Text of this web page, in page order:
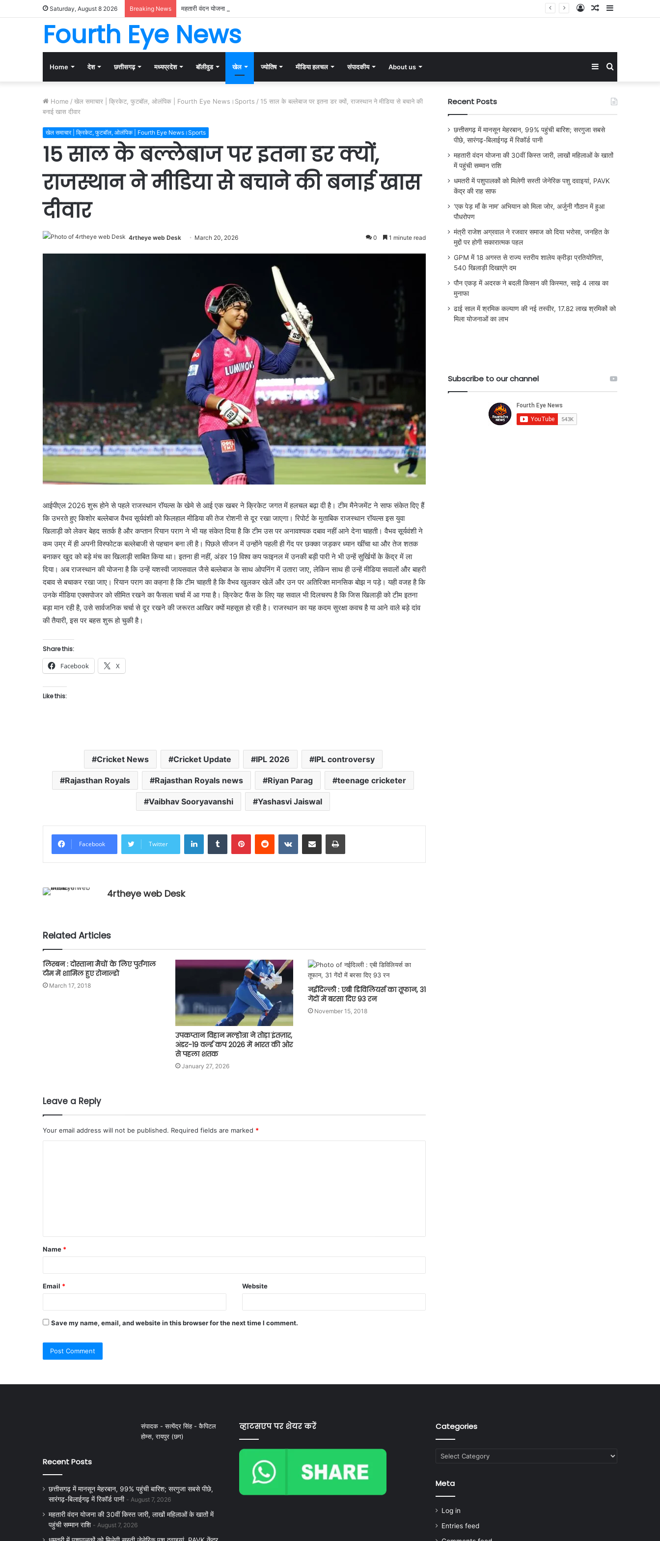
Saturday, August 8 2026 Breaking News महतारी वंदन योजना की 30वीं किस्त जारी, लाखों महिलाओं के खातों में पहुंची सम्मान राशि Sidebar
Random
Log
Fourth Eye News
Home देश छत्तीसगढ़ मध्यप्रदेश बॉलीवुड खेल ज्योतिष मीडिया हलचल संपादकीय About us Search
for
Sidebar
Home / खेल समाचार | क्रिकेट, फुटबॉल, ओलंपिक | Fourth Eye News।Sports / 15 साल के बल्लेबाज पर इतना डर क्यों, राजस्थान ने मीडिया से बचाने की
बनाई खास दीवार
खेल समाचार | क्रिकेट, फुटबॉल, ओलंपिक | Fourth Eye News।Sports
15 साल के बल्लेबाज पर इतना डर क्यों,
राजस्थान ने मीडिया से बचाने की बनाई खास
दीवार
4rtheye web Desk March 20, 2026 0 1 minute read
आईपीएल 2026 शुरू होने से पहले राजस्थान रॉयल्स के खेमे से आई एक खबर ने क्रिकेट जगत में हलचल बढ़ा दी है। टीम मैनेजमेंट ने साफ संकेत दिए हैं
कि उभरते हुए किशोर बल्लेबाज वैभव सूर्यवंशी को फिलहाल मीडिया की तेज रोशनी से दूर रखा जाएगा। रिपोर्ट के मुताबिक राजस्थान रॉयल्स इस युवा
खिलाड़ी को लेकर बेहद सतर्क है और कप्तान रियान पराग ने भी यह संकेत दिया है कि टीम उस पर अनावश्यक दबाव नहीं आने देना चाहती। वैभव सूर्यवंशी ने
कम उम्र में ही अपनी विस्फोटक बल्लेबाजी से पहचान बना ली है। पिछले सीजन में उन्होंने पहली ही गेंद पर छक्का जड़कर ध्यान खींचा था और तेज शतक
बनाकर खुद को बड़े मंच का खिलाड़ी साबित किया था। इतना ही नहीं, अंडर 19 विश्व कप फाइनल में उनकी बड़ी पारी ने भी उन्हें सुर्खियों के केंद्र में ला
दिया। अब राजस्थान की योजना है कि उन्हें यशस्वी जायसवाल जैसे बल्लेबाज के साथ ओपनिंग में उतारा जाए, लेकिन साथ ही उन्हें मीडिया सवालों और बाहरी
दबाव से बचाकर रखा जाए। रियान पराग का कहना है कि टीम चाहती है कि वैभव खुलकर खेलें और उन पर अतिरिक्त मानसिक बोझ न पड़े। यही वजह है कि
उनके मीडिया एक्सपोजर को सीमित रखने का फैसला चर्चा में आ गया है। क्रिकेट फैंस के लिए यह सवाल भी दिलचस्प है कि जिस खिलाड़ी को टीम इतना
बड़ा मान रही है, उसे सार्वजनिक चर्चा से दूर रखने की जरूरत आखिर क्यों महसूस हो रही है। राजस्थान का यह कदम सुरक्षा कवच है या आने वाले बड़े दांव
की तैयारी, इस पर बहस शुरू हो चुकी है।
Share this:
Facebook X
Like this:
Cricket News Cricket Update IPL 2026 IPL controversy
Rajasthan Royals Rajasthan Royals news Riyan Parag teenage cricketer
Vaibhav Sooryavanshi Yashasvi Jaiswal
Facebook Twitter
LinkedInTumblr PinterestReddit VKontakteShare via Email Print
4rtheye web Desk
Related Articles
लिस्बन : दोस्ताना मैचों के लिए पुर्तगाल
टीम में शामिल हुए रोनाल्डो
March 17, 2018
उपकप्तान विहान मल्होत्रा ने तोड़ा इंतज़ार,
अंडर-19 वर्ल्ड कप 2026 में भारत की ओर
से पहला शतक
January 27, 2026
नईदिल्ली : एबी डिविलियर्स का तूफान, 31
गेंदों में बरसा दिए 93 रन
November 15, 2018
Leave a Reply
Your email address will not be published. Required fields are marked *
Name *
Email * Website
Save my name, email, and website in this browser for the next time I comment.
Recent Posts
छत्तीसगढ़ में मानसून मेहरबान, 99% पहुंची बारिश; सरगुजा सबसे
पीछे, सारंगढ़-बिलाईगढ़ में रिकॉर्ड पानी
महतारी वंदन योजना की 30वीं किस्त जारी, लाखों महिलाओं के खातों
में पहुंची सम्मान राशि
धमतरी में पशुपालकों को मिलेगी सस्ती जेनेरिक पशु दवाइयां, PAVK
केंद्र की राह साफ
‘एक पेड़ माँ के नाम’ अभियान को मिला जोर, अर्जुनी गौठान में हुआ
पौधरोपण
मंत्री राजेश अग्रवाल ने रजवार समाज को दिया भरोसा, जनहित के
मुद्दों पर होगी सकारात्मक पहल
GPM में 18 अगस्त से राज्य स्तरीय शालेय क्रीड़ा प्रतियोगिता,
540 खिलाड़ी दिखाएंगे दम
पौन एकड़ में अदरक ने बदली किसान की किस्मत, साढ़े 4 लाख का
मुनाफा
ढाई साल में श्रमिक कल्याण की नई तस्वीर, 17.82 लाख श्रमिकों को
मिला योजनाओं का लाभ
Subscribe to our channel
संपादक - सत्येंद्र सिंह - कैपिटल
होम्स, रायपुर (छग)
Recent Posts
छत्तीसगढ़ में मानसून मेहरबान, 99% पहुंची बारिश; सरगुजा सबसे पीछे,
सारंगढ़-बिलाईगढ़ में रिकॉर्ड पानी
August 7, 2026
महतारी वंदन योजना की 30वीं किस्त जारी, लाखों महिलाओं के खातों में
पहुंची सम्मान राशि
August 7, 2026
व्हाटसएप पर शेयर करें Categories
Categories
Meta
Log in
Entries feed